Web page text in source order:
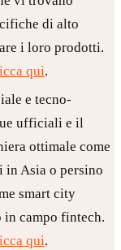
di alto
i loro prodotti.
qui.
e tecno-
ufficiali e il
ottimale come
in Asia o persino
smart city
campo fintech.
qui.